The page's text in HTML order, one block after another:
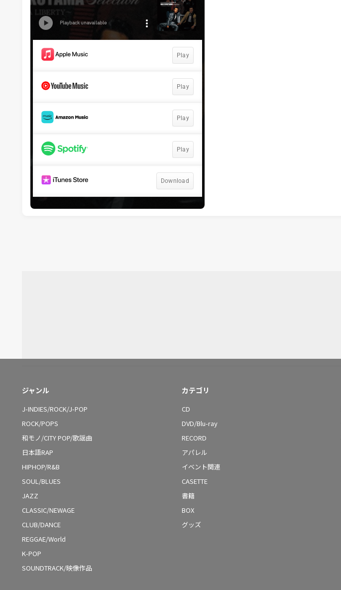
ジャンル
J-INDIES/ROCK/J-POP
ROCK/POPS
和モノ/CITY POP/歌謡曲
日本語RAP
HIPHOP/R&B
SOUL/BLUES
JAZZ
CLASSIC/NEWAGE
CLUB/DANCE
REGGAE/World
K-POP
SOUNDTRACK/映像作品
カテゴリ
CD
DVD/Blu-ray
RECORD
アパレル
イベント関連
CASETTE
書籍
BOX
グッズ